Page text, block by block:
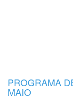
PROGRAMA
MAIO